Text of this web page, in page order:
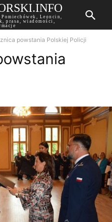
Leoncin,
prasa, wiadomości,
powstania Polskiej Policji